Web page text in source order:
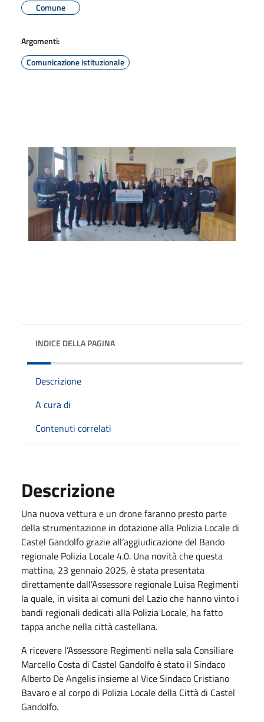
Comune
Argomenti:
Comunicazione istituzionale
INDICE DELLA PAGINA
Descrizione
A cura di
Contenuti correlati
Descrizione
Una nuova vettura e un drone faranno presto parte
della strumentazione in dotazione alla Polizia Locale di
Castel Gandolfo grazie all’aggiudicazione del Bando
regionale Polizia Locale 4.0. Una novità che questa
mattina, 23 gennaio 2025, è stata presentata
direttamente dall’Assessore regionale Luisa Regimenti
la quale, in visita ai comuni del Lazio che hanno vinto i
bandi regionali dedicati alla Polizia Locale, ha fatto
tappa anche nella città castellana.
A ricevere l’Assessore Regimenti nella sala Consiliare
Marcello Costa di Castel Gandolfo è stato il Sindaco
Alberto De Angelis insieme al Vice Sindaco Cristiano
Bavaro e al corpo di Polizia Locale della Città di Castel
Gandolfo.